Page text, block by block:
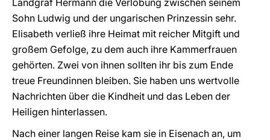
Landgraf Hermann die Verlobung zwischen seinem
Sohn Ludwig und der ungarischen Prinzessin sehr.
Elisabeth verließ ihre Heimat mit reicher Mitgift und
großem Gefolge, zu dem auch ihre Kammerfrauen
gehörten. Zwei von ihnen sollten ihr bis zum Ende
treue Freundinnen bleiben. Sie haben uns wertvolle
Nachrichten über die Kindheit und das Leben der
Heiligen hinterlassen.
Nach einer langen Reise kam sie in Eisenach an, um